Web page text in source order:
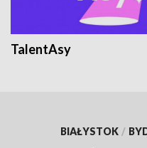
TalentAsy
BIAŁYSTOK /